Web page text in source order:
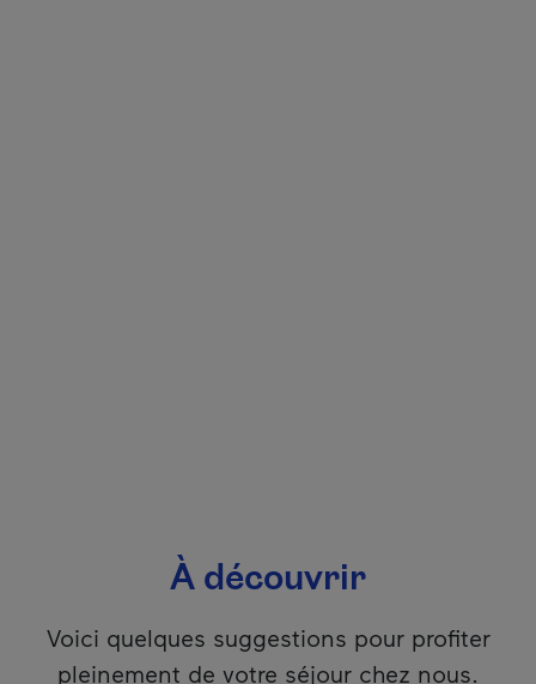
À découvrir
Voici quelques suggestions pour profiter
pleinement de votre séjour chez nous.